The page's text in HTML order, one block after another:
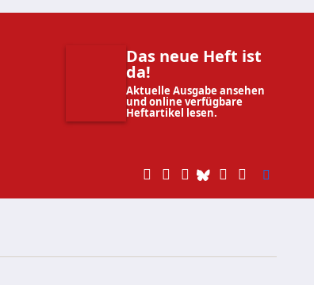
Das neue Heft ist
da!
Aktuelle Ausgabe ansehen
und online verfügbare
Heftartikel lesen.